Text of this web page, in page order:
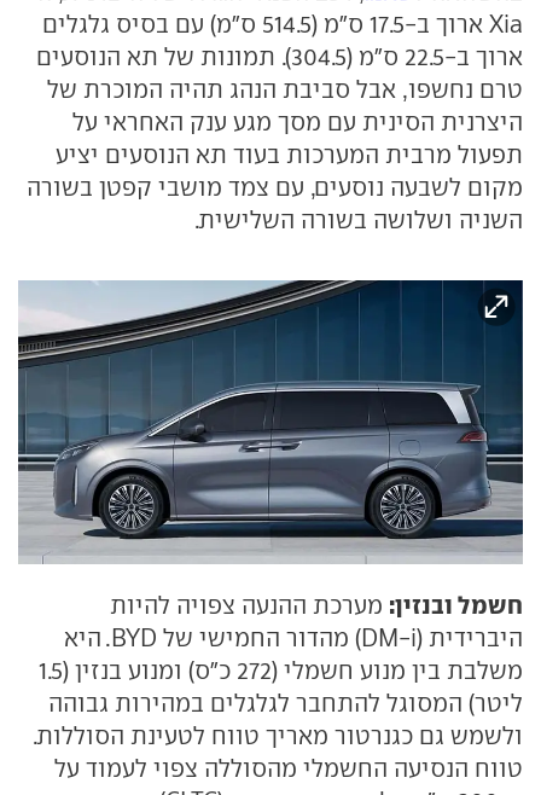
Xia ארוך ב-17.5 ס"מ (514.5 ס"מ) עם בסיס גלגלים
ארוך ב-22.5 ס"מ (304.5). תמונות של תא הנוסעים
טרם נחשפו, אבל סביבת הנהג תהיה המוכרת של
היצרנית הסינית עם מסך מגע ענק האחראי על
תפעול מרבית המערכות בעוד תא הנוסעים יציע
מקום לשבעה נוסעים, עם צמד מושבי קפטן בשורה
השניה ושלושה בשורה השלישית.
חשמל ובנזין: מערכת ההנעה צפויה להיות
היברידית (DM-i) מהדור החמישי של BYD. היא
משלבת בין מנוע חשמלי (272 כ"ס) ומנוע בנזין (1.5
ליטר) המסוגל להתחבר לגלגלים במהירות גבוהה
ולשמש גם כגנרטור מאריך טווח לטעינת הסוללות.
טווח הנסיעה החשמלי מהסוללה צפוי לעמוד על